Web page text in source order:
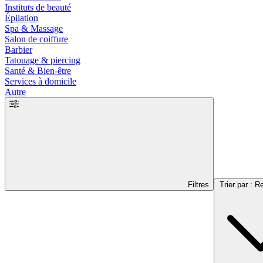
Instituts de beauté
Épilation
Spa & Massage
Salon de coiffure
Barbier
Tatouage & piercing
Santé & Bien-être
Services à domicile
Autre
Filtres